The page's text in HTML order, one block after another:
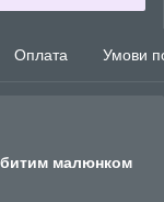
Оплата Умови
малюнком